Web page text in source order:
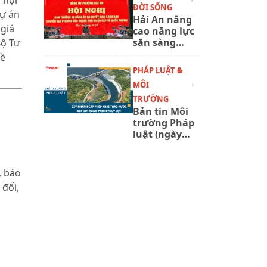
án
Tư
báo
năm 2027
ĐỜI SỐNG
Hải An nâng
cao năng lực
sẵn sàng
qua tổng
duyệt diễn
tập phòng
thủ
PHÁP LUẬT &
MÔI
TRƯỜNG
Bản tin Môi
trường Pháp
luật (ngày